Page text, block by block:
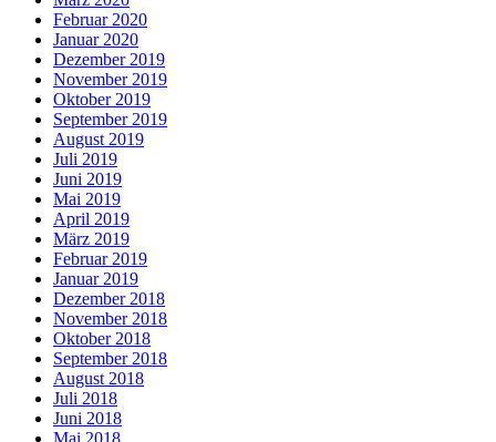
Februar 2020
Januar 2020
Dezember 2019
November 2019
Oktober 2019
September 2019
August 2019
Juli 2019
Juni 2019
Mai 2019
April 2019
März 2019
Februar 2019
Januar 2019
Dezember 2018
November 2018
Oktober 2018
September 2018
August 2018
Juli 2018
Juni 2018